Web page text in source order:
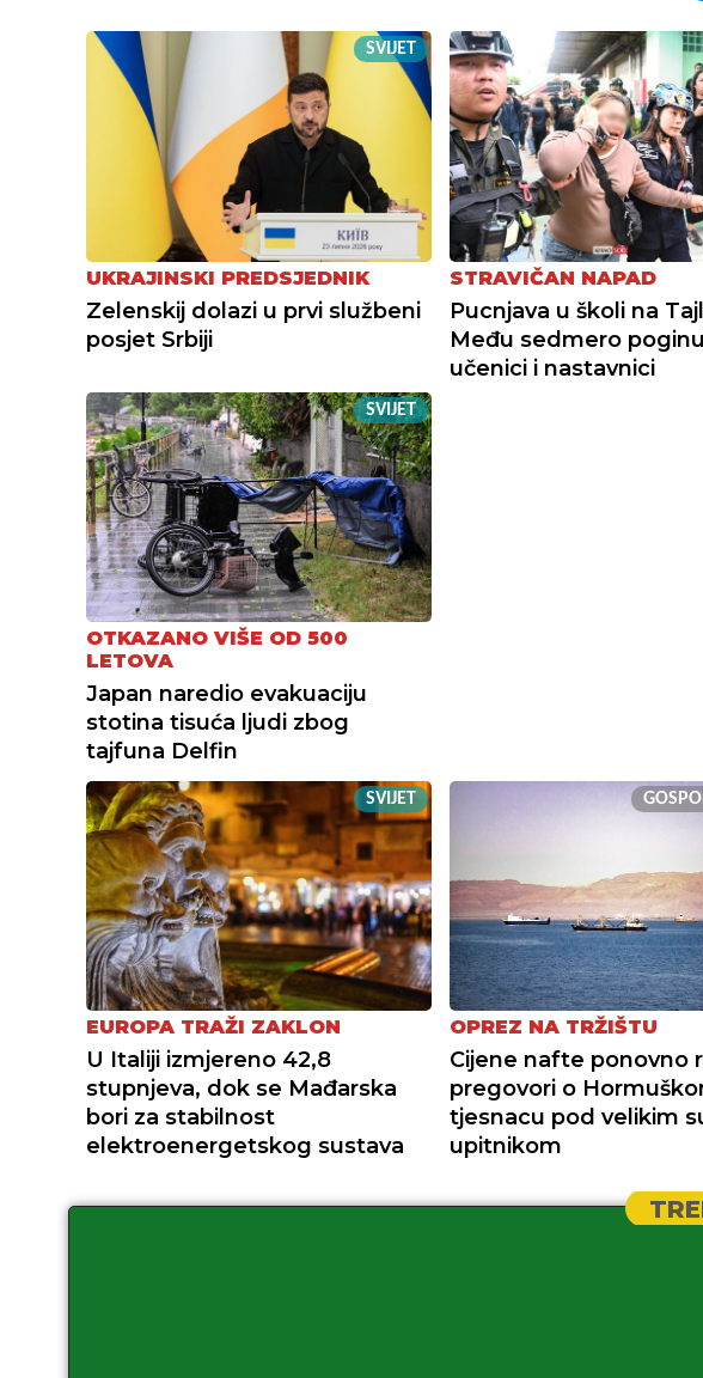
SVIJET
UKRAJINSKI PREDSJEDNIK
Zelenskij dolazi u prvi službeni
posjet Srbiji
STRAVIČAN NAPAD
Pucnjava u školi na
Među sedmero
učenici i nastavnici
SVIJET
OTKAZANO VIŠE OD 500
LETOVA
Japan naredio evakuaciju
stotina tisuća ljudi zbog
tajfuna Delfin
SVIJET
EUROPA TRAŽI ZAKLON
U Italiji izmjereno 42,8
stupnjeva, dok se Mađarska
bori za stabilnost
elektroenergetskog sustava
OPREZ NA TRŽIŠTU
Cijene nafte ponovno
pregovori o
tjesnacu pod velikim
upitnikom